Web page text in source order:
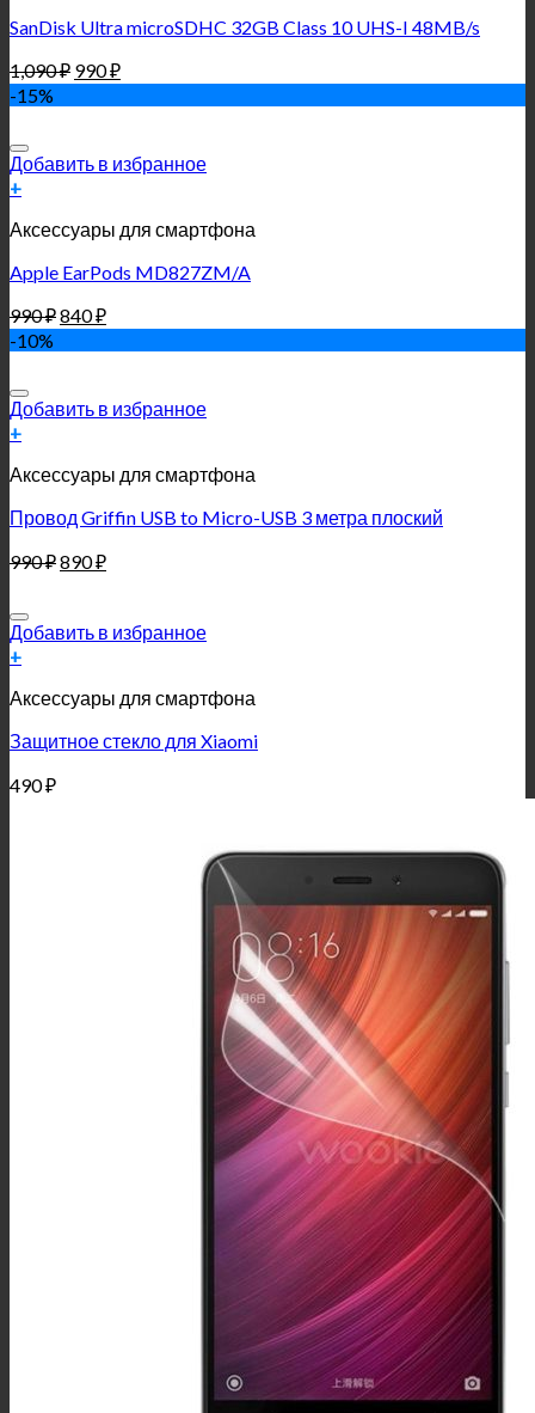
SanDisk Ultra microSDHC 32GB Class 10 UHS-I 48MB/s
1,090₽ 990₽
-15%
Добавить в избранное
+
Аксессуары для смартфона
Apple EarPods MD827ZM/A
990₽840₽
-10%
Добавить в избранное
+
Аксессуары для смартфона
Провод Griffin USB to Micro-USB 3 метра плоский
990₽890₽
Добавить в избранное
+
Аксессуары для смартфона
Защитное стекло для Xiaomi
490₽